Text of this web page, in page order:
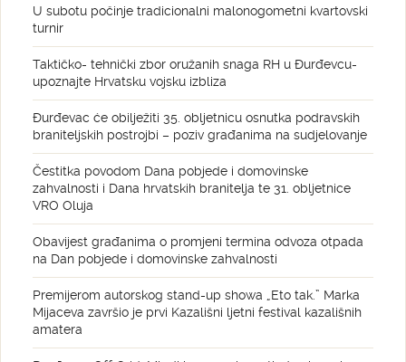
U subotu počinje tradicionalni malonogometni kvartovski
turnir
Taktičko- tehnički zbor oružanih snaga RH u Đurđevcu-
upoznajte Hrvatsku vojsku izbliza
Đurđevac će obilježiti 35. obljetnicu osnutka podravskih
braniteljskih postrojbi – poziv građanima na sudjelovanje
Čestitka povodom Dana pobjede i domovinske
zahvalnosti i Dana hrvatskih branitelja te 31. obljetnice
VRO Oluja
Obavijest građanima o promjeni termina odvoza otpada
na Dan pobjede i domovinske zahvalnosti
Premijerom autorskog stand-up showa „Eto tak.” Marka
Mijaceva završio je prvi Kazališni ljetni festival kazališnih
amatera